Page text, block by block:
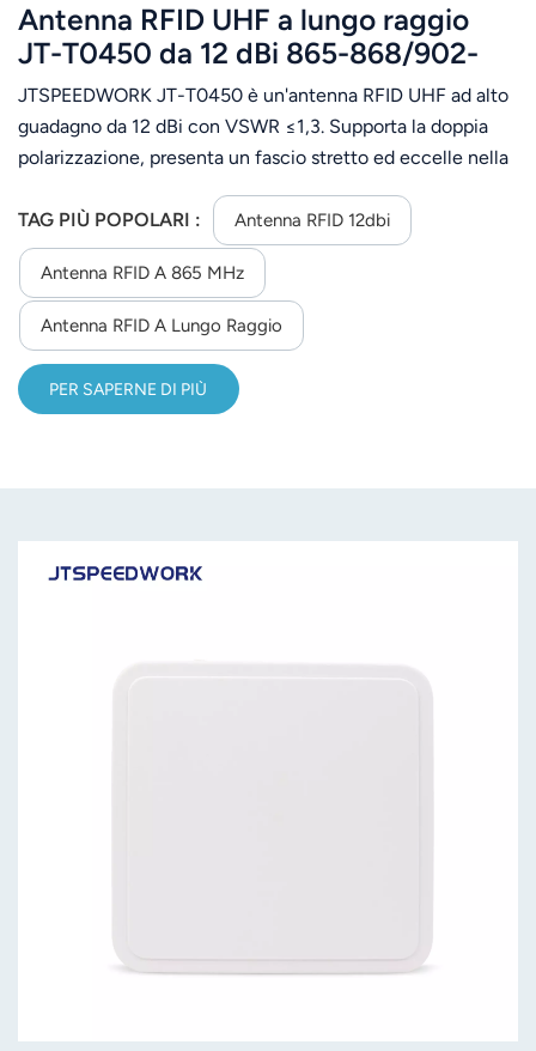
Melayu
Polski
แบบไทย
Indonesia
magyar
Antenna RFID UHF a lungo raggio
JT-T0450 da 12 dBi 865-868/902-
928 MHz
JTSPEEDWORK JT-T0450 è un'antenna RFID UHF ad alto
guadagno da 12 dBi con VSWR ≤1,3. Supporta la doppia
polarizzazione, presenta un fascio stretto ed eccelle nella
sua elevata adattabilità ambientale.
TAG PIÙ POPOLARI : Antenna RFID 12dbi
Antenna RFID A 865 MHz
Antenna RFID A Lungo Raggio
PER SAPERNE DI PIÙ